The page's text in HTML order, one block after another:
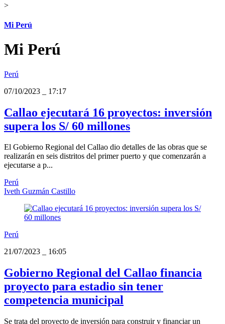
>
Mi Perú
Mi Perú
Perú
07/10/2023
17:17
Callao ejecutará 16 proyectos: inversión
supera los S/ 60 millones
El Gobierno Regional del Callao dio detalles de las obras que se
realizarán en seis distritos del primer puerto y que comenzarán a
ejecutarse a p...
Perú
Iveth Guzmán Castillo
Perú
21/07/2023
16:05
Gobierno Regional del Callao financia
proyecto para estadio sin tener
competencia municipal
Se trata del proyecto de inversión para construir y financiar un